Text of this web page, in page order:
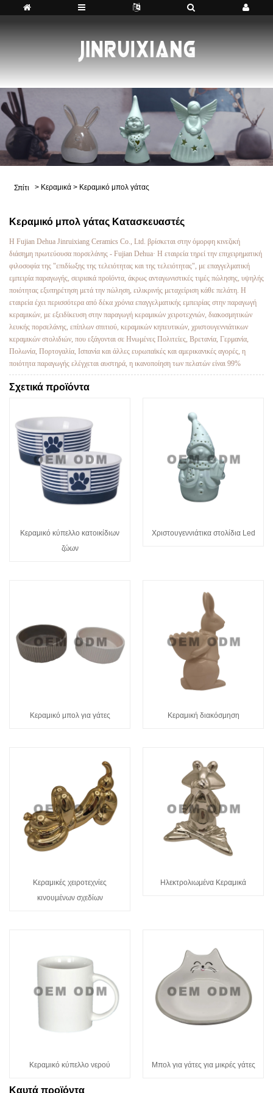
Σπίτι > Κεραμικά > Κεραμικό μπολ γάτας
Κεραμικό μπολ γάτας Κατασκευαστές
Η Fujian Dehua Jinruixiang Ceramics Co., Ltd. βρίσκεται στην όμορφη κινεζική
διάσημη πρωτεύουσα πορσελάνης - Fujian Dehua· Η εταιρεία τηρεί την επιχειρηματική
φιλοσοφία της "επιδίωξης της τελειότητας και της τελειότητας", με επαγγελματική
εμπειρία παραγωγής, σειριακά προϊόντα, άκρως ανταγωνιστικές τιμές πώλησης, υψηλής
ποιότητας εξυπηρέτηση μετά την πώληση, ειλικρινής μεταχείριση κάθε πελάτη. Η
εταιρεία έχει περισσότερα από δέκα χρόνια επαγγελματικής εμπειρίας στην παραγωγή
κεραμικών, με εξειδίκευση στην παραγωγή κεραμικών χειροτεχνιών, διακοσμητικών
λευκής πορσελάνης, επίπλων σπιτιού, κεραμικών κηπευτικών, χριστουγεννιάτικων
κεραμικών στολιδιών, που εξάγονται σε Ηνωμένες Πολιτείες, Βρετανία, Γερμανία,
Πολωνία, Πορτογαλία, Ισπανία και άλλες ευρωπαϊκές και αμερικανικές αγορές, η
ποιότητα παραγωγής ελέγχεται αυστηρά, η ικανοποίηση των πελατών είναι 99%
Σχετικά προϊόντα
Κεραμικό κύπελλο κατοικίδιων
ζώων
Χριστουγεννιάτικα στολίδια Led
Κεραμικό μπολ για γάτες Κεραμική διακόσμηση
Κεραμικές χειροτεχνίες
κινουμένων σχεδίων
Ηλεκτρολιωμένα Κεραμικά
Κεραμικό κύπελλο νερού Μπολ για γάτες για μικρές γάτες
Καυτά προϊόντα